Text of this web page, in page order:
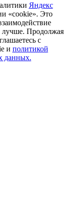
Яндекс
«cookie». Это
лучше. Продолжая
с
и политикой
данных.